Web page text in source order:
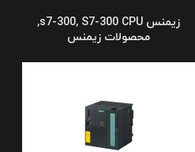
زیمنس s7-300 , S7-300 CPU
,
محصولات زیمنس